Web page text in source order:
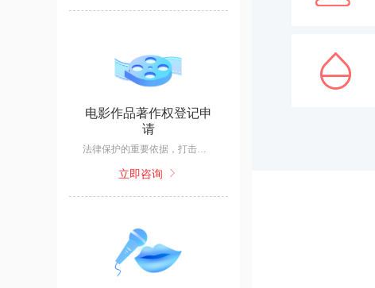
电影作品著作权登记申
请
法律保护的重要依据，打击盗版、抄袭；作品面临剽窃、抄袭、侵权等行为时的维权利器；可作为授权转让的主体，融资估值的凭借。
立即咨询